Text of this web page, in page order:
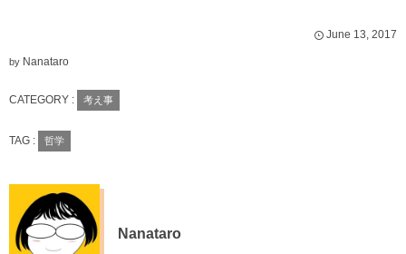
June 13, 2017
by Nanataro
CATEGORY : 考え事
TAG : 哲学
Nanataro